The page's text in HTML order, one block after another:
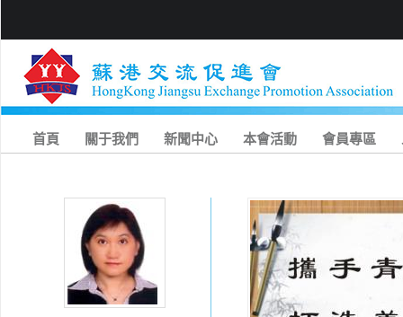
首頁 關于我們 新聞中心 本會活動 會員專區